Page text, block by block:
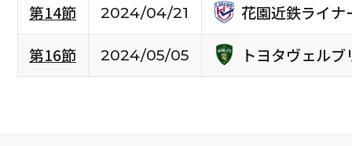
第14節
2024/04/21
花園近鉄ライナ
第16節
2024/05/05 トヨタヴェルブ